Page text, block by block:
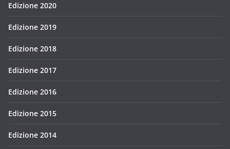
Edizione 2020
Edizione 2019
Edizione 2018
Edizione 2017
Edizione 2016
Edizione 2015
Edizione 2014